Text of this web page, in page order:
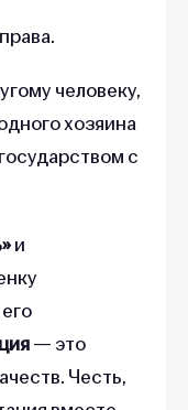
человеку,
хозяина
с
и
— это
Честь,